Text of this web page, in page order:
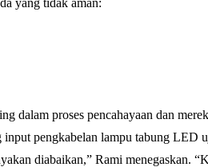
yang tidak aman:
dalam proses pencahayaan dan
pengkabelan lampu tabung LED
diabaikan,” Rami menegaskan.